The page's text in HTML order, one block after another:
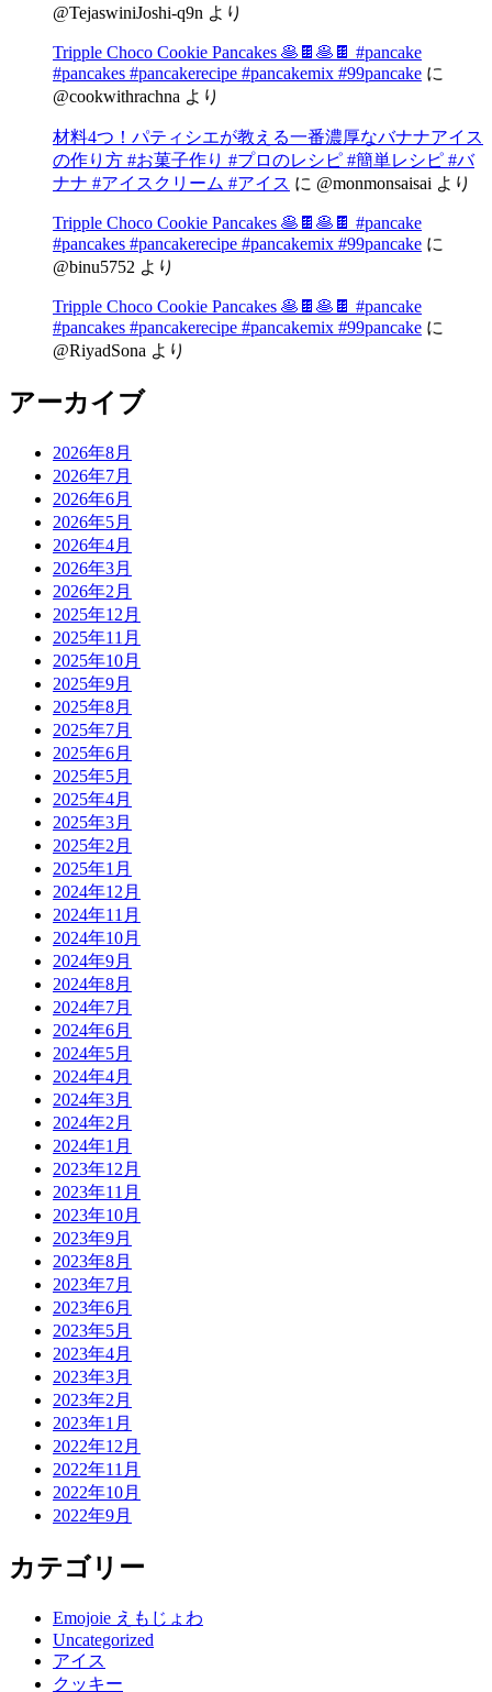
@TejaswiniJoshi-q9n より
Tripple Choco Cookie Pancakes 🥞🍫🥞🍫 #pancake
#pancakes #pancakerecipe #pancakemix #99pancake に
@cookwithrachna より
材料4つ！パティシエが教える一番濃厚なバナナアイス
の作り方 #お菓子作り #プロのレシピ #簡単レシピ #バ
ナナ #アイスクリーム #アイス に @monmonsaisai より
Tripple Choco Cookie Pancakes 🥞🍫🥞🍫 #pancake
#pancakes #pancakerecipe #pancakemix #99pancake に
@binu5752 より
Tripple Choco Cookie Pancakes 🥞🍫🥞🍫 #pancake
#pancakes #pancakerecipe #pancakemix #99pancake に
@RiyadSona より
アーカイブ
2026年8月
2026年7月
2026年6月
2026年5月
2026年4月
2026年3月
2026年2月
2025年12月
2025年11月
2025年10月
2025年9月
2025年8月
2025年7月
2025年6月
2025年5月
2025年4月
2025年3月
2025年2月
2025年1月
2024年12月
2024年11月
2024年10月
2024年9月
2024年8月
2024年7月
2024年6月
2024年5月
2024年4月
2024年3月
2024年2月
2024年1月
2023年12月
2023年11月
2023年10月
2023年9月
2023年8月
2023年7月
2023年6月
2023年5月
2023年4月
2023年3月
2023年2月
2023年1月
2022年12月
2022年11月
2022年10月
2022年9月
カテゴリー
Emojoie えもじょわ
Uncategorized
アイス
クッキー